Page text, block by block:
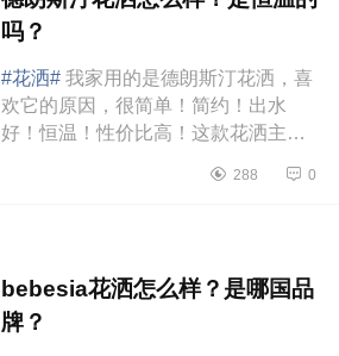
吗？
#花洒# 我家用的是德朗斯汀花洒，喜
欢它的原因，很简单！简约！出水
好！恒温！性价比高！这款花洒主要
器，三色温控下出水。我个人呢，...
288 0
bebesia花洒怎么样？是哪国品
牌？